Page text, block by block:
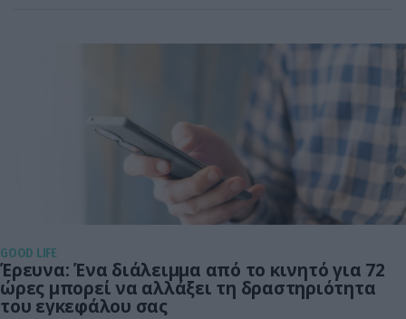
GOOD LIFE
Έρευνα: Ένα διάλειμμα από το κινητό για 72
ώρες μπορεί να αλλάξει τη δραστηριότητα
του εγκεφάλου σας